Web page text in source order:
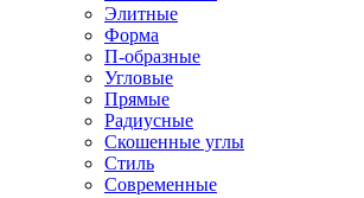
Элитные
Форма
П-образные
Угловые
Прямые
Радиусные
Скошенные углы
Стиль
Современные